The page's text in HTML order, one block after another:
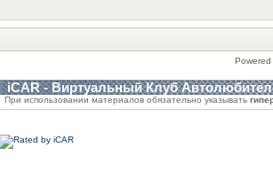
Powered
iCAR - Виртуальный Клуб
При использовании материалов обязательно указывать